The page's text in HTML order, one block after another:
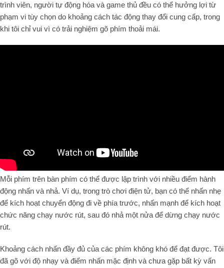
trình viên, người tự động hóa và game thủ đều có thể hưởng lợi từ
phạm vi tùy chọn do khoảng cách tác động thay đổi cung cấp, trong
khi tôi chỉ vui vì có trải nghiệm gõ phím thoải mái.
Mỗi phím trên bàn phím có thể được lập trình với nhiều điểm hành
động nhấn và nhả. Ví dụ, trong trò chơi điện tử, bạn có thể nhấn nhẹ
để kích hoạt chuyển động đi về phía trước, nhấn mạnh để kích hoạt
chức năng chạy nước rút, sau đó nhả một nửa để dừng chạy nước
rút.
Khoảng cách nhấn đầy đủ của các phím không khó để đạt được. Tôi
đã gõ với độ nhạy và điểm nhấn mặc định và chưa gặp bất kỳ vấn